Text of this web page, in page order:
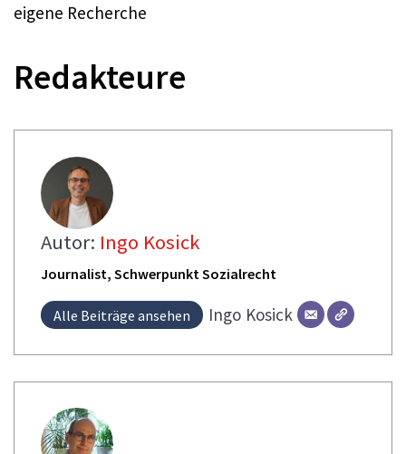
eigene Recherche
Redakteure
Autor: Ingo Kosick
Journalist, Schwerpunkt Sozialrecht
Alle Beiträge ansehen Ingo Kosick